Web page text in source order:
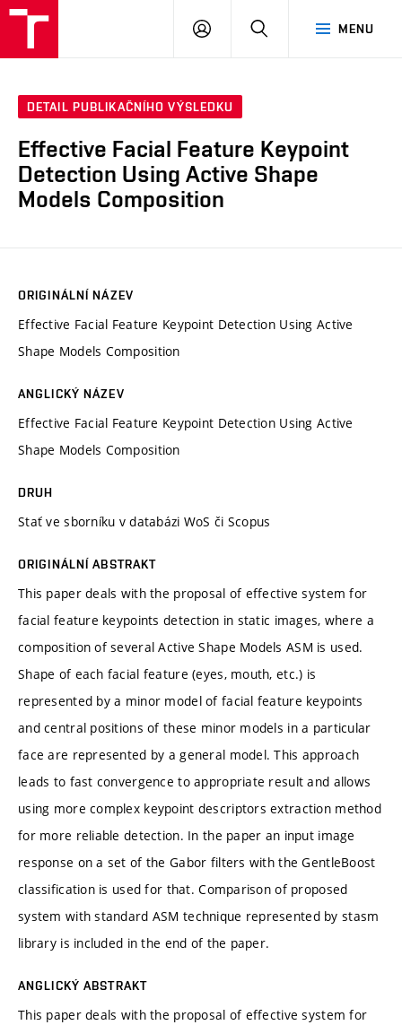
MENU
PŘIHLÁSIT
DETAIL PUBLIKAČNÍHO VÝSLEDKU
Effective Facial Feature Keypoint
Detection Using Active Shape
Models Composition
ORIGINÁLNÍ NÁZEV
Effective Facial Feature Keypoint Detection Using Active
Shape Models Composition
ANGLICKÝ NÁZEV
Effective Facial Feature Keypoint Detection Using Active
Shape Models Composition
DRUH
Stať ve sborníku v databázi WoS či Scopus
ORIGINÁLNÍ ABSTRAKT
This paper deals with the proposal of effective system for
facial feature keypoints detection in static images, where a
composition of several Active Shape Models ASM is used.
Shape of each facial feature (eyes, mouth, etc.) is
represented by a minor model of facial feature keypoints
and central positions of these minor models in a particular
face are represented by a general model. This approach
leads to fast convergence to appropriate result and allows
using more complex keypoint descriptors extraction method
for more reliable detection. In the paper an input image
response on a set of the Gabor filters with the GentleBoost
classification is used for that. Comparison of proposed
system with standard ASM technique represented by stasm
library is included in the end of the paper.
ANGLICKÝ ABSTRAKT
This paper deals with the proposal of effective system for